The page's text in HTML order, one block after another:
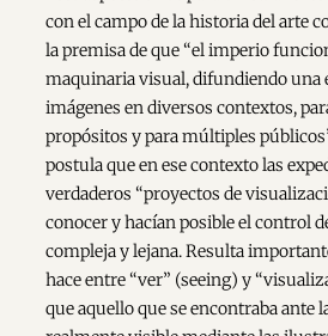
con el campo de la historia del arte
la premisa de que “el imperio
maquinaria visual, difundiendo una
imágenes en diversos contextos,
propósitos y para múltiples
postula que en ese contexto las
verdaderos “proyectos de
conocer y hacían posible el control
compleja y lejana. Resulta
hace entre “ver” (seeing) y
que aquello que se encontraba ante